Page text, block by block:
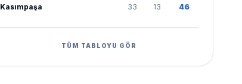
Kasımpaşa 33 13 46
TÜM TABLOYU GÖR